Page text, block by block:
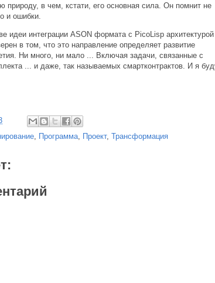
природу, в чем, кстати, его основная сила. Он помнит не
и ошибки.
идеи интеграции ASON формата с PicoLisp
в том, что это направление определяет развитие
Ни много, ни мало ... Включая задачи, связанные с
... и даже, так называемых смартконтрактов. И я
Программа Проект, Трансформация